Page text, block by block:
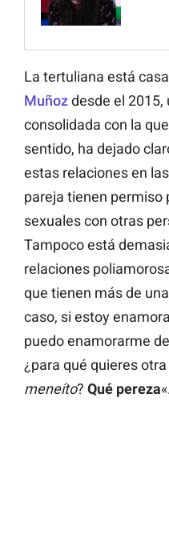
La tertuliana está
Muñozdesde el 2015,
consolidada con la
sentido, ha dejado
estas relaciones en
pareja tienen permiso
sexuales con otras
Tampoco está
relaciones
que tienen más de
caso, si estoy
puedo enamorarme
¿para qué quieres
meneíto? Qué pereza«.